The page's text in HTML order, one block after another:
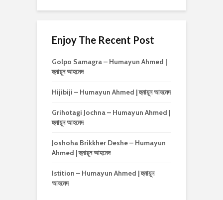
Enjoy The Recent Post
Golpo Samagra – Humayun Ahmed |
হুমায়ূন আহমেদ
Hijibiji – Humayun Ahmed | হুমায়ূন আহমেদ
Grihotagi Jochna – Humayun Ahmed |
হুমায়ূন আহমেদ
Joshoha Brikkher Deshe – Humayun
Ahmed | হুমায়ূন আহমেদ
Istition – Humayun Ahmed | হুমায়ূন
আহমেদ